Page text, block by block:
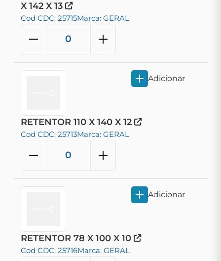
X 142 X 13
Cod CDC: 25715Marca: GERAL
RETENTOR 110 X 140 X 12
Cod CDC: 25713Marca: GERAL
Adicionar
RETENTOR 78 X 100 X 10
Cod CDC: 25716Marca: GERAL
Adicionar